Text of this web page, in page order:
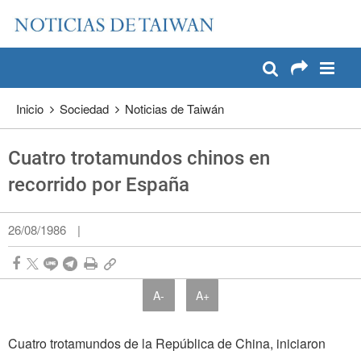
Pase a contenido principal
Inicio Sociedad Noticias de Taiwán
Cuatro trotamundos chinos en
recorrido por España
26/08/1986 |
A- A+
Cuatro trotamundos de la República de China, iniciaron